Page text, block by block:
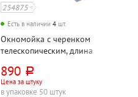
254875
Есть в наличии 4 шт.
Окномойка с черенком
телескопическим, длина
Умничка, поролон,
25см*7,5см, оранжевая
890 руб.
Цена за штуку
в упаковке 50 штук